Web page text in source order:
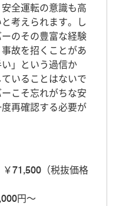
全運転の意識も高
考えられます。し
のその豊富な経験
故を招くことがあ
」という過信か
いることはないで
こそ忘れがちな安
再確認する必要が
71,500（税抜価格
円～